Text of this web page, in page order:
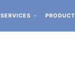
SERVICES PRODUCT